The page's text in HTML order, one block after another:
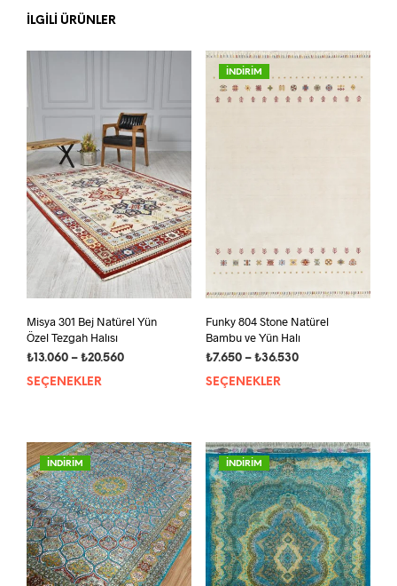
İLGILI ÜRÜNLER
Misya 301 Bej Natürel Yün
Özel Tezgah Halısı
₺ 13.060 – ₺20.560Fiyat
SEÇENEKLER
Bu
fazla
varyasyonu
var.
Seçenekler
ürün
sayfasından
seçilebilir
İNDİRİM
Funky 804 Stone Natürel
Bambu ve Yün Halı
₺7.650 – ₺36.530Fiyat
SEÇENEKLER
fazla
İNDİRİM İNDİRİM